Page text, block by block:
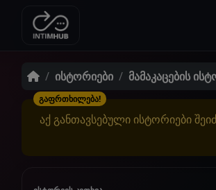
ისტორიები მამაკაცების
გაფრთხილება!
აქ განთავსებული ისტორიები